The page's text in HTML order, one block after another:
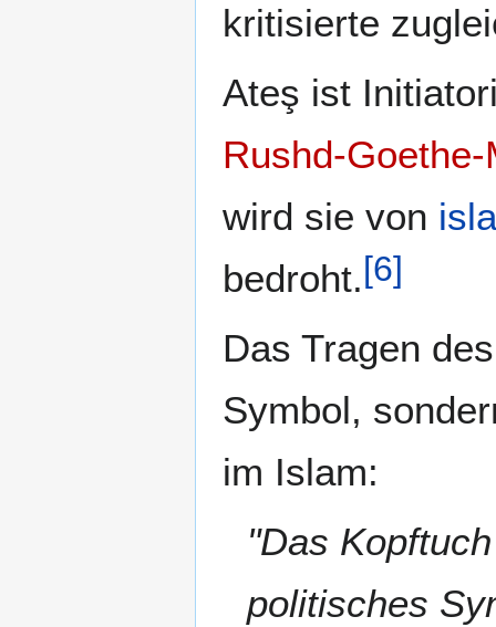
kritisierte
Ateş ist
Rushd-
wird sie von
bedroht.[6]
Das Tragen
Symbol,
im Islam:
"Das
politisches